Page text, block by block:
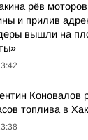
рёв
и прилив
вышли на
Коновалов
топлива в